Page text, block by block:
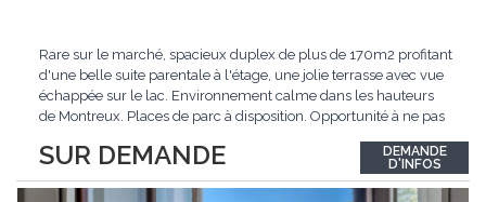
SUR DEMANDE
Rare sur le marché, spacieux duplex de plus de 170m2 profitant
d'une belle suite parentale à l'étage, une jolie terrasse avec vue
échappée sur le lac. Environnement calme dans les hauteurs
de Montreux. Places de parc à disposition. Opportunité à ne pas
auf dem Markt, geräumiges Duplex von mehr als 170m2 mit
einer schönen...
DEMANDE
D'INFOS